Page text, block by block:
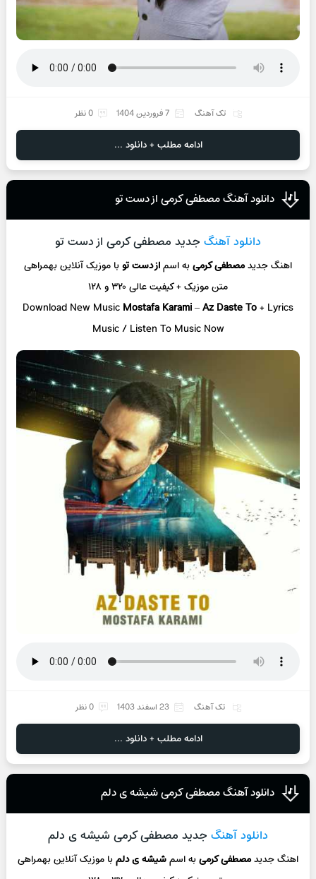
تک آهنگ 7 فروردین 1404 0 نظر
ادامه مطلب + دانلود ...
دانلود آهنگ مصطفی کرمی از دست تو
دانلود آهنگ جدید مصطفی کرمی از دست تو
اهنگ جدیدمصطفی کرمیبه اسماز دست توبا موزیک آنلاینبهمراهی
متن موزیک + کیفیت عالی ۳۲۰ و ۱۲۸
Download New Music Mostafa Karami–Az Daste To+ Lyrics
Music / Listen To Music Now
تک آهنگ 23 اسفند 1403 0 نظر
ادامه مطلب + دانلود ...
دانلود آهنگ مصطفی کرمی شیشه ی دلم
دانلود آهنگ جدید مصطفی کرمی شیشه ی دلم
اهنگ جدیدمصطفی کرمیبه اسمشیشه ی دلمبا موزیک آنلاینبهمراهی